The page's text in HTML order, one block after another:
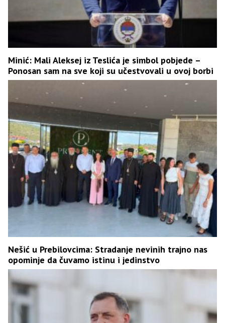
Minić: Mali Aleksej iz Teslića je simbol pobjede –
Ponosan sam na sve koji su učestvovali u ovoj borbi
Nešić u Prebilovcima: Stradanje nevinih trajno nas
opominje da čuvamo istinu i jedinstvo